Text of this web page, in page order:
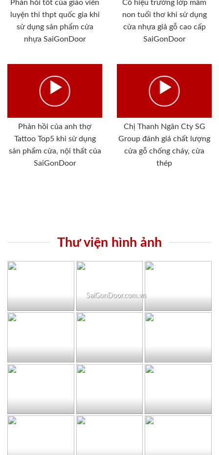
Phản hồi tốt của giáo viên
luyện thi thpt quốc gia khi
sử dụng sản phẩm cửa
nhựa SaiGonDoor
Cô hiệu trưởng lớp mầm
non tuổi thơ khi sử dụng
cửa nhựa giả gỗ cao cấp
SaiGonDoor
Phản hồi của anh thợ
Tattoo Top5 khi sử dụng
sản phẩm cửa, nội thất của
SaiGonDoor
Chị Thanh Ngân Cty SG
Group đánh giá chất lượng
cửa gỗ chống cháy, cửa
thép
Thư viện hình ảnh
SaiGonDoor.com.vn